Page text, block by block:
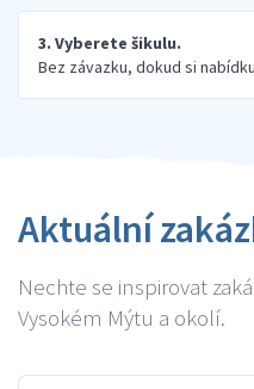
3. Vyberete šikulu.
Bez závazku, dokud si
Aktuální
Nechte se inspirovat
Vysokém Mýtu a okolí.